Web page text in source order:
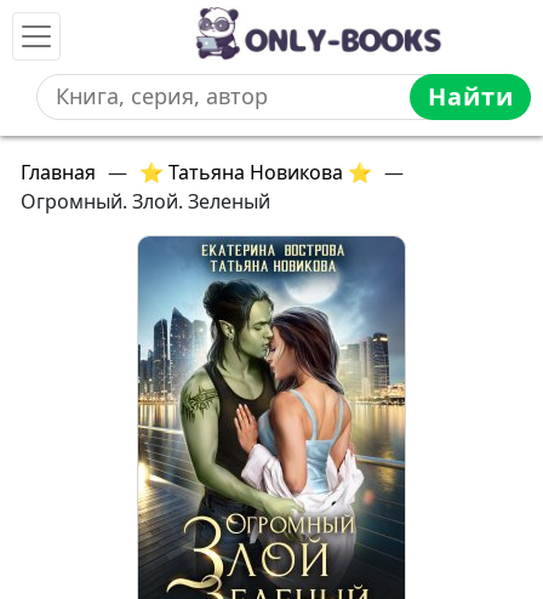
Найти
Главная — ⭐ Татьяна Новикова ⭐ —
Огромный. Злой. Зеленый